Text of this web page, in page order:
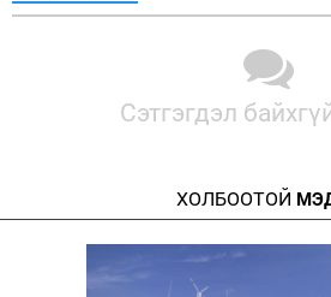
Сэтгэгдэл
ХОЛБООТОЙ